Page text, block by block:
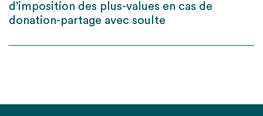
d’imposition des plus-values en cas de
donation-partage avec soulte